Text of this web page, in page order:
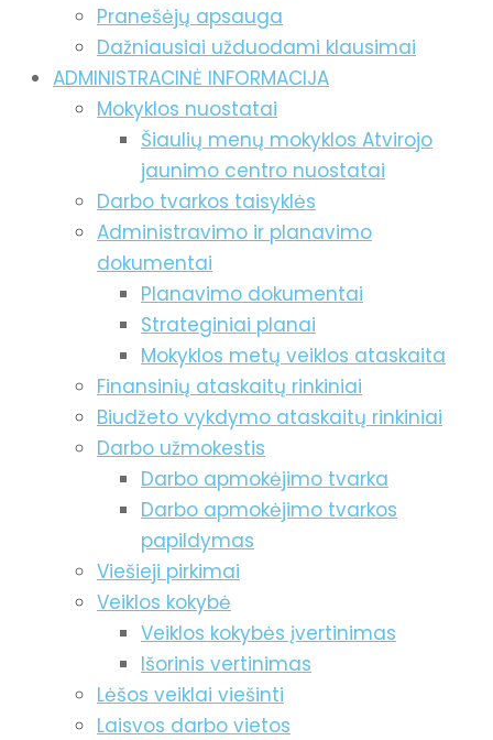
Pranešėjų apsauga
Dažniausiai užduodami klausimai
ADMINISTRACINĖ INFORMACIJA
Mokyklos nuostatai
Šiaulių menų mokyklos Atvirojo
jaunimo centro nuostatai
Darbo tvarkos taisyklės
Administravimo ir planavimo
dokumentai
Planavimo dokumentai
Strateginiai planai
Mokyklos metų veiklos ataskaita
Finansinių ataskaitų rinkiniai
Biudžeto vykdymo ataskaitų rinkiniai
Darbo užmokestis
Darbo apmokėjimo tvarka
Darbo apmokėjimo tvarkos
papildymas
Viešieji pirkimai
Veiklos kokybė
Veiklos kokybės įvertinimas
Išorinis vertinimas
Lėšos veiklai viešinti
Laisvos darbo vietos